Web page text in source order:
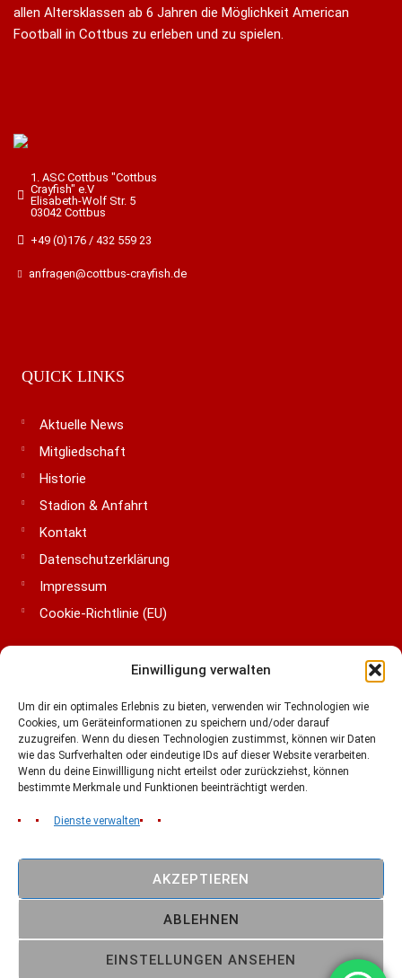
Einwilligung verwalten
Um dir ein optimales Erlebnis zu bieten, verwenden wir Technologien wie
Cookies, um Geräteinformationen zu speichern und/oder darauf
zuzugreifen. Wenn du diesen Technologien zustimmst, können wir Daten
wie das Surfverhalten oder eindeutige IDs auf dieser Website verarbeiten.
Wenn du deine Einwillligung nicht erteilst oder zurückziehst, können
bestimmte Merkmale und Funktionen beeinträchtigt werden.
Dienste verwalten
AKZEPTIEREN
ABLEHNEN
EINSTELLUNGEN ANSEHEN
allen Altersklassen ab 6 Jahren die Möglichkeit American
Football in Cottbus zu erleben und zu spielen.
1. ASC Cottbus "Cottbus
Crayfish" e.V
Elisabeth-Wolf Str. 5
03042 Cottbus
+49 (0)176 / 432 559 23
anfragen@cottbus-crayfish.de
QUICK LINKS
Aktuelle News
Mitgliedschaft
Historie
Stadion & Anfahrt
Kontakt
Datenschutzerklärung
Impressum
Cookie-Richtlinie (EU)
American Football 1993 -2026 // Made in Cottbus
FOLLOW US: